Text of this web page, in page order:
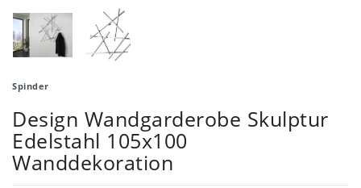
Spinder
Design Wandgarderobe Skulptur
Edelstahl 105x100
Wanddekoration